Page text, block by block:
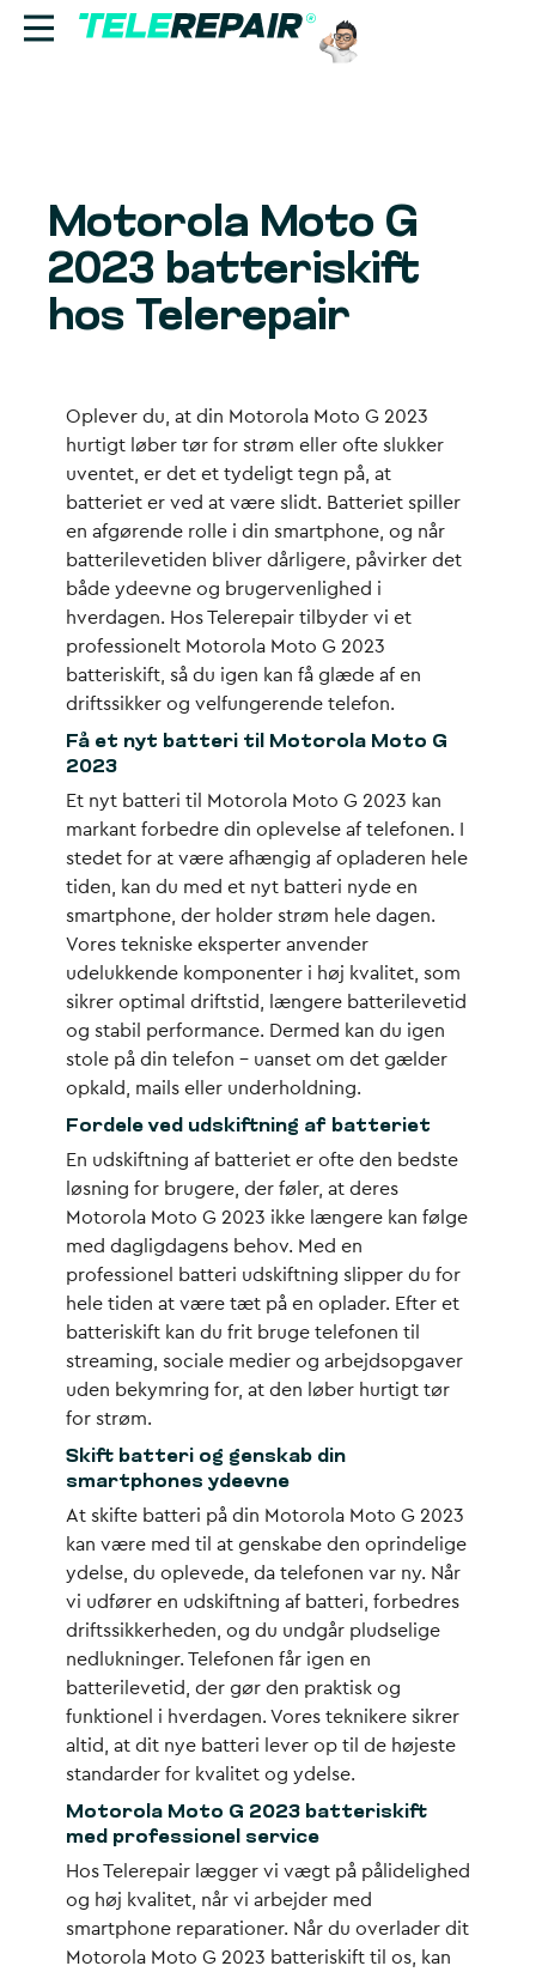
Find butik
Erhverv
Motorola Moto G
2023 batteriskift
hos Telerepair
Oplever du, at din Motorola Moto G 2023
hurtigt løber tør for strøm eller ofte slukker
uventet, er det et tydeligt tegn på, at
batteriet er ved at være slidt. Batteriet spiller
en afgørende rolle i din smartphone, og når
batterilevetiden bliver dårligere, påvirker det
både ydeevne og brugervenlighed i
hverdagen. Hos Telerepair tilbyder vi et
professionelt Motorola Moto G 2023
batteriskift , så du igen kan få glæde af en
driftssikker og velfungerende telefon.
Få et nyt batteri til Motorola Moto G
2023
Et nyt batteri til Motorola Moto G 2023 kan
markant forbedre din oplevelse af telefonen. I
stedet for at være afhængig af opladeren hele
tiden, kan du med et nyt batteri nyde en
smartphone, der holder strøm hele dagen.
Vores tekniske eksperter anvender
udelukkende komponenter i høj kvalitet, som
sikrer optimal driftstid, længere batterilevetid
og stabil performance. Dermed kan du igen
stole på din telefon – uanset om det gælder
opkald, mails eller underholdning.
Fordele ved udskiftning af batteriet
En udskiftning af batteriet er ofte den bedste
løsning for brugere, der føler, at deres
Motorola Moto G 2023 ikke længere kan følge
med dagligdagens behov. Med en
professionel
batteri udskiftning slipper du for
hele tiden at være tæt på en oplader. Efter et
batteriskift kan du frit bruge telefonen til
streaming, sociale medier og arbejdsopgaver
uden bekymring for, at den løber hurtigt tør
for strøm.
Skift batteri og genskab din
smartphones ydeevne
At skifte batteri på din Motorola Moto G 2023
kan være med til at genskabe den oprindelige
ydelse, du oplevede, da telefonen var ny. Når
vi udfører en udskiftning af batteri, forbedres
driftssikkerheden, og du undgår pludselige
nedlukninger. Telefonen får igen en
batterilevetid, der gør den praktisk og
funktionel i hverdagen. Vores teknikere sikrer
altid, at dit nye batteri lever op til de højeste
standarder for kvalitet og ydelse.
Motorola Moto G 2023 batteriskift
med professionel service
Hos Telerepair lægger vi vægt på pålidelighed
og høj kvalitet, når vi arbejder med
smartphone reparationer. Når du overlader dit
Motorola Moto G 2023 batteriskift til os, kan